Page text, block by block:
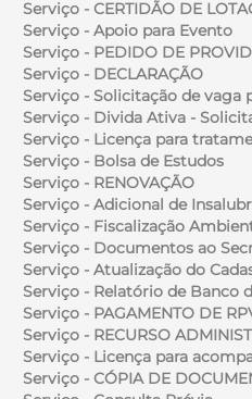
Serviço - CERTIDÃO DE
Serviço - Apoio para Evento
Serviço - PEDIDO DE
Serviço - DECLARAÇÃO
Serviço - Solicitação de vaga
Serviço - Divida Ativa -
Serviço - Licença para
Serviço - Bolsa de Estudos
Serviço - RENOVAÇÃO
Serviço - Adicional de
Serviço - Fiscalização
Serviço - Documentos ao
Serviço - Atualização do
Serviço - Relatório de Banco
Serviço - PAGAMENTO DE
Serviço - RECURSO
Serviço - Licença para
Serviço - CÓPIA DE